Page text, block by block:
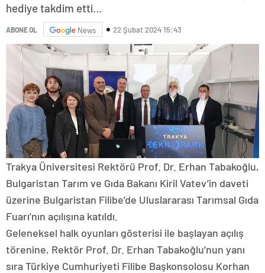
hediye takdim etti…
ABONE OL News 22 Şubat 2024 15:43
Trakya Üniversitesi Rektörü Prof. Dr. Erhan Tabakoğlu,
Bulgaristan Tarım ve Gıda Bakanı Kiril Vatev’in daveti
üzerine Bulgaristan Filibe’de Uluslararası Tarımsal Gıda
Fuarı’nın açılışına katıldı.
Geleneksel halk oyunları gösterisi ile başlayan açılış
törenine, Rektör Prof. Dr. Erhan Tabakoğlu’nun yanı
sıra Türkiye Cumhuriyeti Filibe Başkonsolosu Korhan